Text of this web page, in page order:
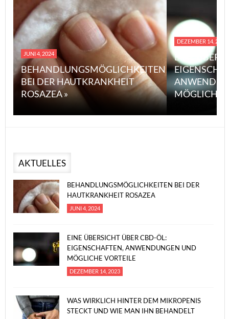
JUNI 4, 2024
BEHANDLUNGSMÖGLICHKEITEN
BEI DER HAUTKRANKHEIT
ROSAZEA »
DEZEMBER 14, 2023
EINE
MÖGLICHE
AKTUELLES
BEHANDLUNGSMÖGLICHKEITEN BEI DER
HAUTKRANKHEIT ROSAZEA
JUNI 4, 2024
EINE ÜBERSICHT ÜBER CBD-ÖL:
EIGENSCHAFTEN, ANWENDUNGEN UND
MÖGLICHE VORTEILE
DEZEMBER 14, 2023
WAS WIRKLICH HINTER DEM MIKROPENIS
STECKT UND WIE MAN IHN BEHANDELT